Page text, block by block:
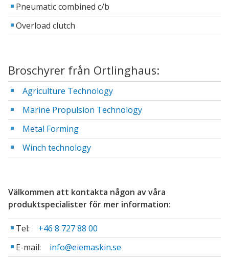
Pneumatic combined c/b
Overload clutch
Broschyrer från Ortlinghaus:
Agriculture Technology
Marine Propulsion Technology
Metal Forming
Winch technology
Välkommen att kontakta någon av våra
produktspecialister för mer information:
Tel:
+46 8 727 88 00
E-mail:
info@eiemaskin.se